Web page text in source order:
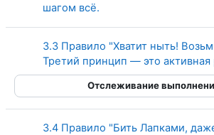
шагом всё.
3.3 Правило "Хватит ныть!
Третий принцип — это активная
Отслеживание
3.4 Правило "Бить Лапками,